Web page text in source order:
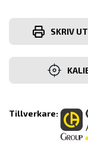
SKRIV UT
Tillverkare: